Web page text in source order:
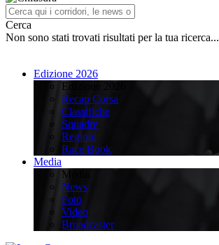
Cerca
Non sono stati trovati risultati per la tua ricerca...
Edizione 2026
Edizione 2026
Recap Corsa
Classifiche
Squadre
Regioni
Race Book
Media
Media
News
Foto
Video
Broadcaster